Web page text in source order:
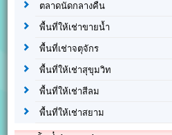
ตลาดนัดกลางคืน
พื้นที่ให้เช่าขายน้ำ
พื้นที่เช่าจตุจักร
พื้นที่ให้เช่าสุขุมวิท
พื้นที่ให้เช่าสีลม
พื้นที่ให้เช่าสยาม